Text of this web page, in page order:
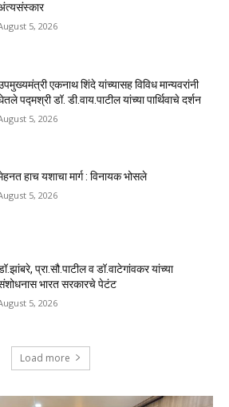
5, 2026
एकनाथ शिंदे यांच्यासह विविध मान्यवरांनी
पद्मश्री डॉ. डी.वाय.पाटील यांच्या पार्थिवाचे दर्शन
5, 2026
हाच यशाचा मार्ग : विनायक भोसले
5, 2026
प्रा.सौ.पाटील व डॉ.वाटेगांवकर यांच्या
भारत सरकारचे पेटंट
5, 2026
Load more